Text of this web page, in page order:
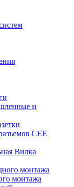
и
CEE
Вилка
монтажа